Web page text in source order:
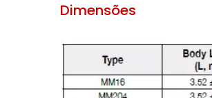
Dimensões